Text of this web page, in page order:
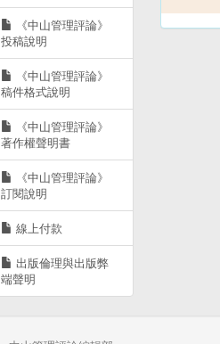
《中山管理評論》
投稿說明
《中山管理評論》
稿件格式說明
《中山管理評論》
著作權聲明書
《中山管理評論》
訂閱說明
線上付款
出版倫理與出版弊
端聲明